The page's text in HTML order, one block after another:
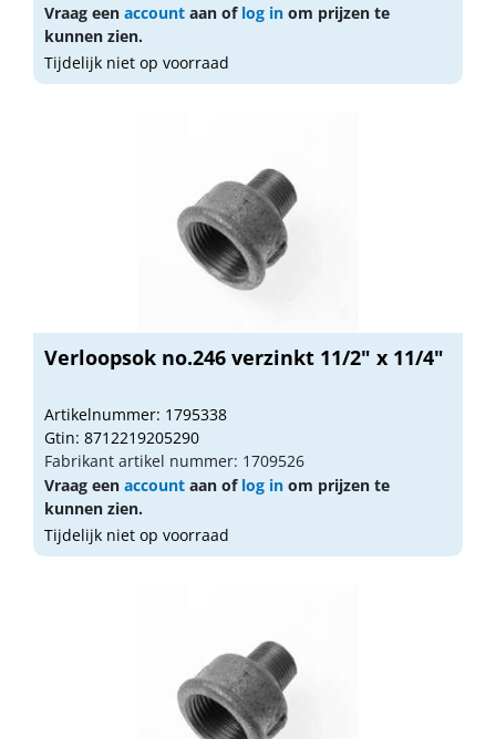
Vraag een account aan of log in om prijzen te
kunnen zien.
Tijdelijk niet op voorraad
Verloopsok no.246 verzinkt 11/2" x 11/4"
Artikelnummer: 1795338
Gtin: 8712219205290
Fabrikant artikel nummer: 1709526
Vraag een account aan of log in om prijzen te
kunnen zien.
Tijdelijk niet op voorraad